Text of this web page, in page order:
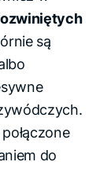
są
do